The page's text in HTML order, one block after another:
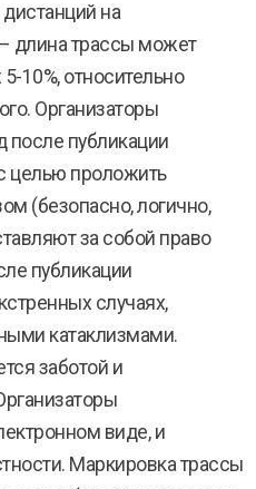
на
длина трассы может
10%, относительно
Организаторы
после публикации
целью проложить
(безопасно, логично,
за собой право
публикации
случаях,
катаклизмами.
заботой и
виде, и
Маркировка трассы